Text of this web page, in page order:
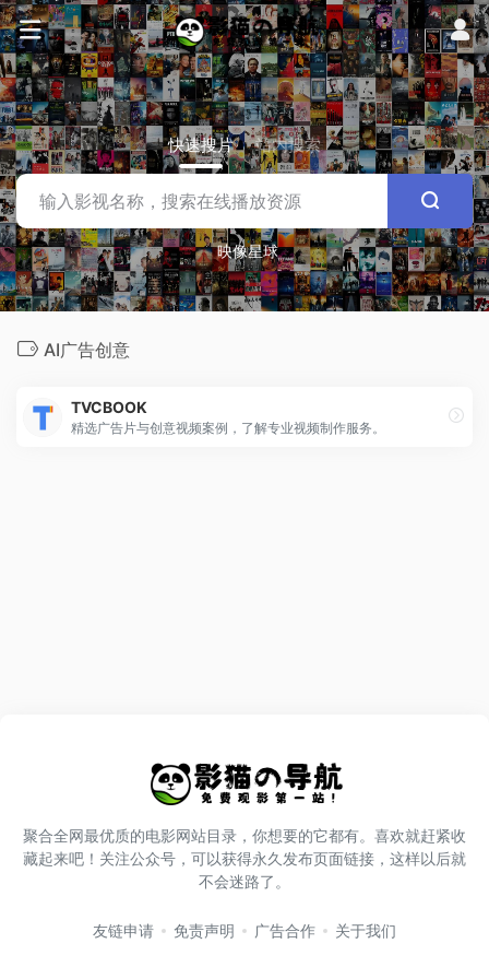
快速搜片 站内搜索
映像星球
AI广告创意
TVCBOOK
精选广告片与创意视频案例，了解专业视频制作服务。
聚合全网最优质的电影网站目录，你想要的它都有。喜欢就赶紧收
藏起来吧！关注公众号，可以获得永久发布页面链接，这样以后就
不会迷路了。
友链申请 免责声明 广告合作 关于我们